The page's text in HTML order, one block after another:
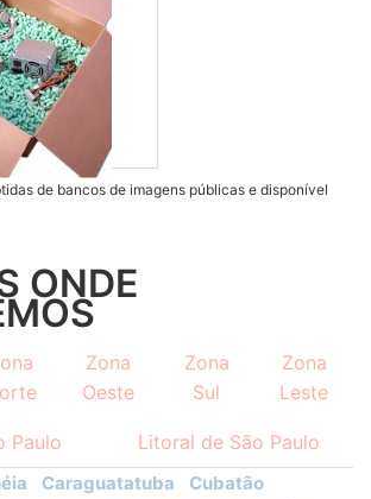
de bancos de imagens públicas e disponível
ONDE
Zona
Oeste
Zona
Sul
Zona
Leste
Paulo Litoral de São Paulo
Caraguatatuba
Cubatão